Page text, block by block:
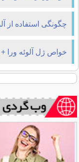
چگونگی استفاده از
خواص ژل آلوئه ورا
پوست